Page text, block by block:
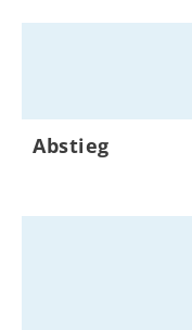
Abstieg